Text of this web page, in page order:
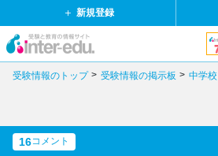
新規登録
受験情報のトップ 受験情報の掲示板 中学校
16コメント